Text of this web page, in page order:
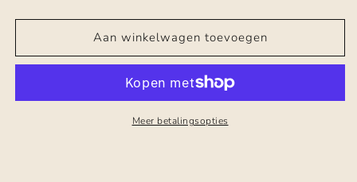
Aan winkelwagen toevoegen
Meer betalingsopties